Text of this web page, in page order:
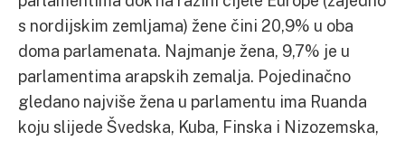
s nordijskim zemljama) žene čini 20,9% u oba
doma parlamenata. Najmanje žena, 9,7% je u
parlamentima arapskih zemalja. Pojedinačno
gledano najviše žena u parlamentu ima Ruanda
koju slijede Švedska, Kuba, Finska i Nizozemska,